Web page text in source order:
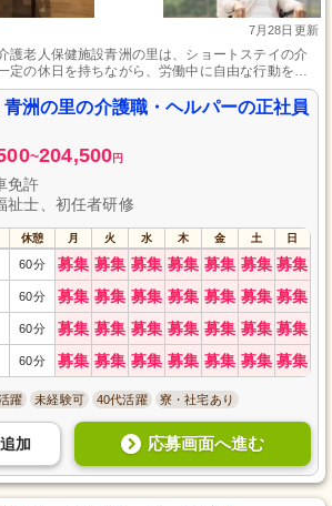
7月28日更新
護老人保健施設青洲の里は、ショートステイの介
定の休日を持ちながら、労働中に自由な行動を取
洲の里の介護職・ヘルパーの正社員
~204,500円
免許
祉士、初任者研修
休憩 月 火 水 木 金 土 日
60分 募集 募集 募集 募集 募集 募集 募集
60分 募集 募集 募集 募集 募集 募集 募集
60分 募集 募集 募集 募集 募集 募集 募集
60分 募集 募集 募集 募集 募集 募集 募集
躍 未経験可 40代活躍 寮・社宅あり
追加 応募画面へ進む